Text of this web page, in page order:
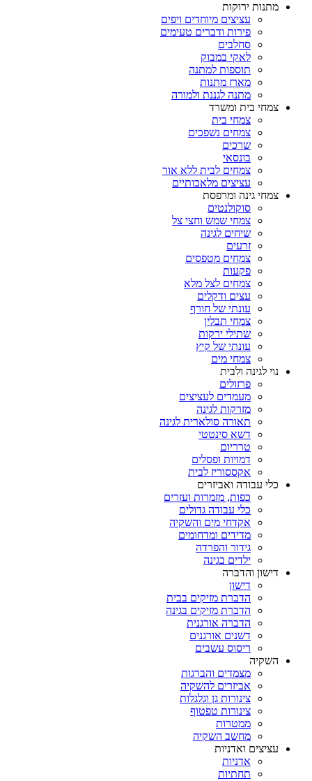
מתנות ירוקות
עציצים מיוחדים ויפים
פירות ודברים טעימים
סחלבים
לאקי במבוק
תוספות למתנה
מארז מתנות
מתנה לגננת ולמורה
צמחי בית ומשרד
צמחי בית
צמחים נשפכים
שרכים
בונסאי
צמחים לבית ללא אור
עציצים מלאכותיים
צמחי גינה ומרפסת
סוקולנטים
צמחי שמש וחצי צל
שיחים לגינה
זרעים
צמחים מטפסים
פקעות
צמחים לצל מלא
עצים ודקלים
עונתי של חורף
צמחי תבלין
שתילי ירקות
עונתי של קיץ
צמחי מים
נוי לגינה ולבית
פרזולים
מעמדים לעציצים
מזרקות לגינה
תאורה סולארית לגינה
דשא סינטטי
טרריום
דמויות ופסלים
אקססוריז לבית
כלי עבודה ואביזרים
כפות, מזמרות ועזרים
כלי עבודה גדולים
אקדחי מים והשקיה
מדידים ומדחומים
גידור והפרדה
ילדים בגינה
דישון והדברה
דישון
הדברת מזיקים בבית
הדברת מזיקים בגינה
הדברה אורגנית
דשנים אורגנים
ריסוס עשבים
השקיה
מצמדים והברגות
אביזרים להשקיה
צינורות גן וגלגלות
צינורות טפטוף
ממטרות
מחשב השקיה
עציצים ואדניות
אדניות
תחתיות